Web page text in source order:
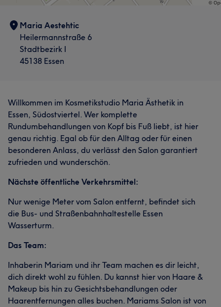
Maria Aestehtic
Heilermannstraße 6
Stadtbezirk I
45138 Essen
Willkommen im Kosmetikstudio Maria Ästhetik in
Essen, Südostviertel. Wer komplette
Rundumbehandlungen von Kopf bis Fuß liebt, ist hier
genau richtig. Egal ob für den Alltag oder für einen
besonderen Anlass, du verlässt den Salon garantiert
zufrieden und wunderschön.
Nächste öffentliche Verkehrsmittel:
Nur wenige Meter vom Salon entfernt, befindet sich
die Bus- und Straßenbahnhaltestelle Essen
Wasserturm.
Das Team:
Inhaberin Mariam und ihr Team machen es dir leicht,
dich direkt wohl zu fühlen. Du kannst hier von Haare &
Makeup bis hin zu Gesichtsbehandlungen oder
Haarentfernungen alles buchen. Mariams Salon ist von